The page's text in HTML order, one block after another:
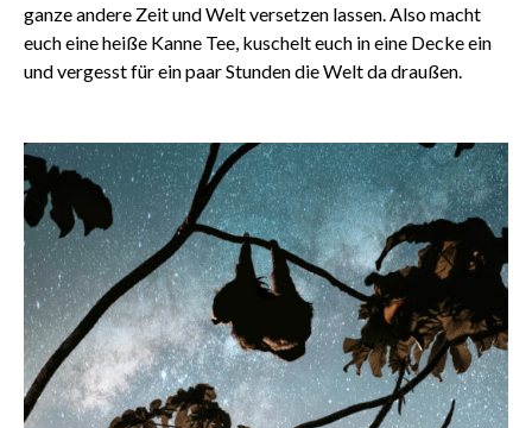
ganze andere Zeit und Welt versetzen lassen. Also macht
euch eine heiße Kanne Tee, kuschelt euch in eine Decke ein
und vergesst für ein paar Stunden die Welt da draußen.